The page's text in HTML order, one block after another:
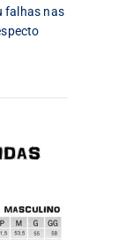
falhas nas